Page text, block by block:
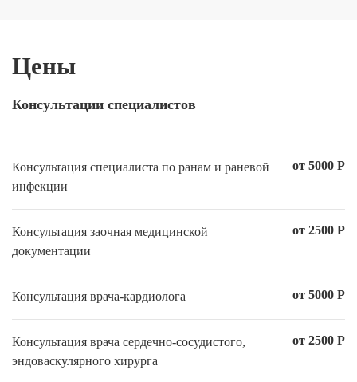
Цены
Консультации специалистов
Консультация специалиста по ранам и раневой
инфекции
от 5000 Р
Консультация заочная медицинской
документации
от 2500 Р
Консультация врача-кардиолога от 5000 Р
Консультация врача сердечно-сосудистого,
эндоваскулярного хирурга
от 2500 Р